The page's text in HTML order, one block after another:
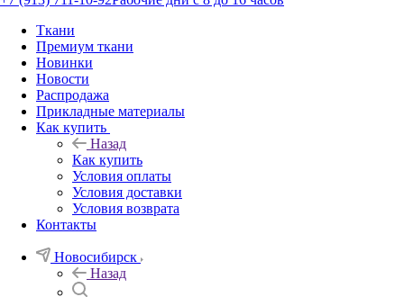
Ткани
Премиум ткани
Новинки
Новости
Распродажа
Прикладные материалы
Как купить
Назад
Как купить
Условия оплаты
Условия доставки
Условия возврата
Контакты
Новосибирск
Назад